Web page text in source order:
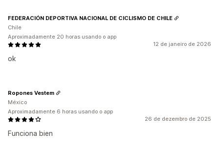
12 de janeiro de 2026
ok
FEDERACIÓN DEPORTIVA NACIONAL DE CICLISMO DE CHILE
Chile
Aproximadamente 20 horas usando o app
26 de dezembro de 2025
Funciona bien
Ropones Vestem
México
Aproximadamente 6 horas usando o app